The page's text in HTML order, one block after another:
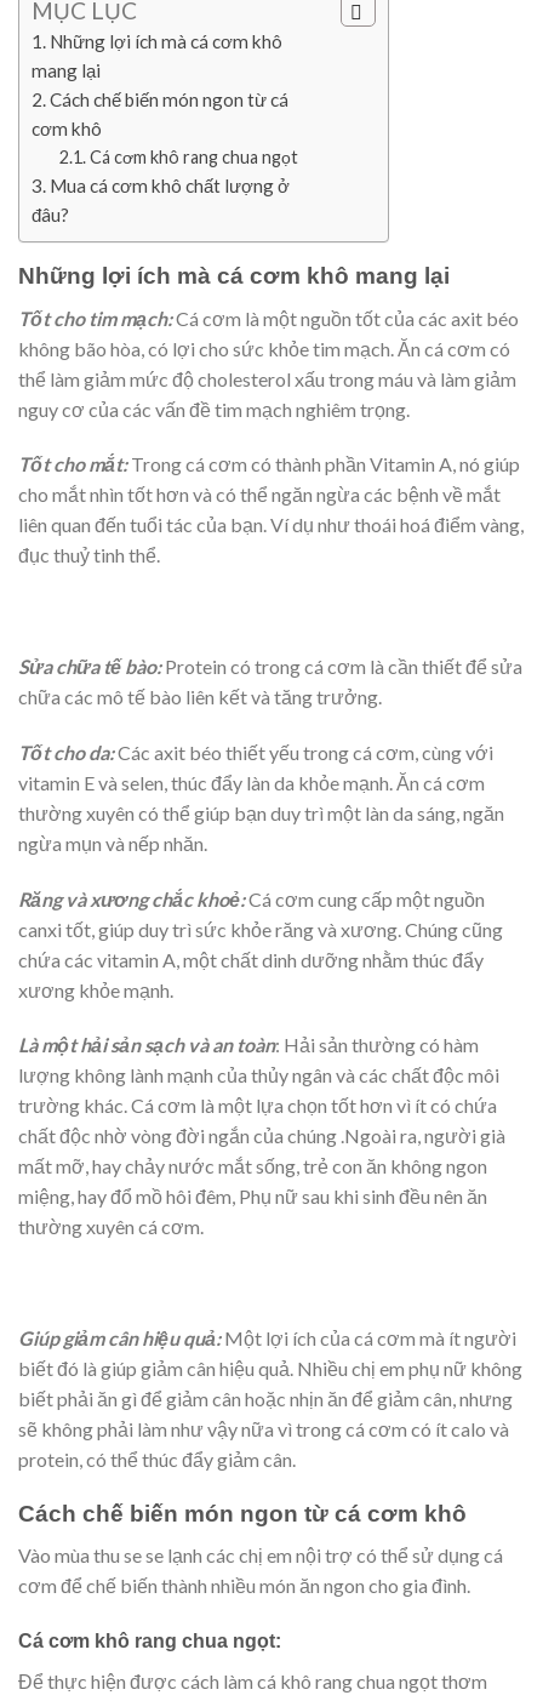
MỤC LỤC
Những lợi ích mà cá cơm khô
mang lại
Cách chế biến món ngon từ cá
cơm khô
Cá cơm khô rang chua ngọt
Mua cá cơm khô chất lượng ở
đâu?
Những lợi ích mà cá cơm khô mang lại
Tốt cho tim mạch:Cá cơm là một nguồn tốt của các axit béo
không bão hòa, có lợi cho sức khỏe tim mạch. Ăn cá cơm có
thể làm giảm mức độ cholesterol xấu trong máu và làm giảm
nguy cơ của các vấn đề tim mạch nghiêm trọng.
Tốt cho mắt:Trong cá cơm có thành phần Vitamin A, nó giúp
cho mắt nhìn tốt hơn và có thể ngăn ngừa các bệnh về mắt
liên quan đến tuổi tác của bạn. Ví dụ như thoái hoá điểm vàng,
đục thuỷ tinh thể.
Sửa chữa tế bào: Protein có trong cá cơm là cần thiết để sửa
chữa các mô tế bào liên kết và tăng trưởng.
Tốt cho da:Các axit béo thiết yếu trong cá cơm, cùng với
vitamin E và selen, thúc đẩy làn da khỏe mạnh. Ăn cá cơm
thường xuyên có thể giúp bạn duy trì một làn da sáng, ngăn
ngừa mụn và nếp nhăn.
Răng và xương chắc khoẻ:Cá cơm cung cấp một nguồn
canxi tốt, giúp duy trì sức khỏe răng và xương. Chúng cũng
chứa các vitamin A, một chất dinh dưỡng nhằm thúc đẩy
xương khỏe mạnh.
Là một hải sản sạch và an toàn: Hải sản thường có hàm
lượng không lành mạnh của thủy ngân và các chất độc môi
trường khác. Cá cơm là một lựa chọn tốt hơn vì ít có chứa
chất độc nhờ vòng đời ngắn của chúng .Ngoài ra, người già
mất mỡ, hay chảy nước mắt sống, trẻ con ăn không ngon
miệng, hay đổ mồ hôi đêm, Phụ nữ sau khi sinh đều nên ăn
thường xuyên cá cơm.
Giúp giảm cân hiệu quả:Một lợi ích của cá cơm mà ít người
biết đó là giúp giảm cân hiệu quả. Nhiều chị em phụ nữ không
biết phải ăn gì để giảm cân hoặc nhịn ăn để giảm cân, nhưng
sẽ không phải làm như vậy nữa vì trong cá cơm có ít calo và
protein, có thể thúc đẩy giảm cân.
Cách chế biến món ngon từ cá cơm khô
Vào mùa thu se se lạnh các chị em nội trợ có thể sử dụng cá
cơm để chế biến thành nhiều món ăn ngon cho gia đình.
Cá cơm khô rang chua ngọt:
Để thực hiện được cách làm cá khô rang chua ngọt thơm